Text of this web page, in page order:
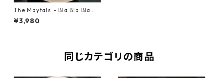
The Maytals - Bla Bla Bla【7
-20808】
¥3,980
同じカテゴリの商品